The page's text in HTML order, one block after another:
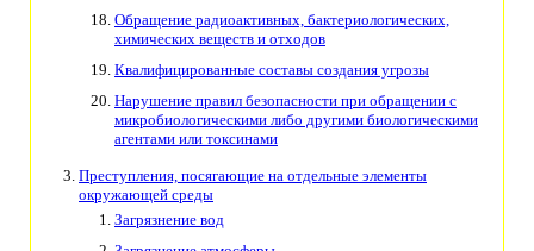
Обращение радиоактивных, бактериологических,
химических веществ и отходов
Квалифицированные составы создания угрозы
Нарушение правил безопасности при обращении с
микробиологическими либо другими биологическими
агентами или токсинами
Преступления, посягающие на отдельные элементы
окружающей среды
Загрязнение вод